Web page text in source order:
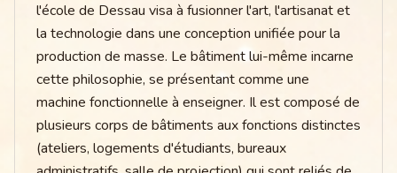
l'école de Dessau visa à fusionner l'art, l'artisanat et
la technologie dans une conception unifiée pour la
production de masse. Le bâtiment lui-même incarne
cette philosophie, se présentant comme une
machine fonctionnelle à enseigner. Il est composé de
plusieurs corps de bâtiments aux fonctions distinctes
(ateliers, logements d'étudiants, bureaux